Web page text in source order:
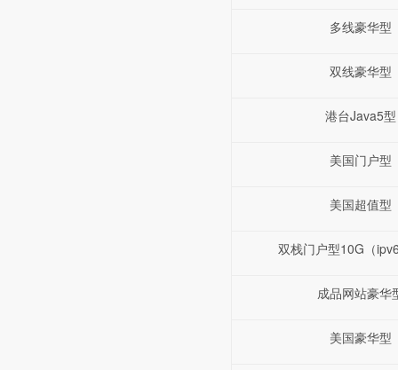
多线豪华型
双线豪华型
港台Java5型
美国门户型
美国超值型
双栈门户型10G（
成品网站豪华
美国豪华型